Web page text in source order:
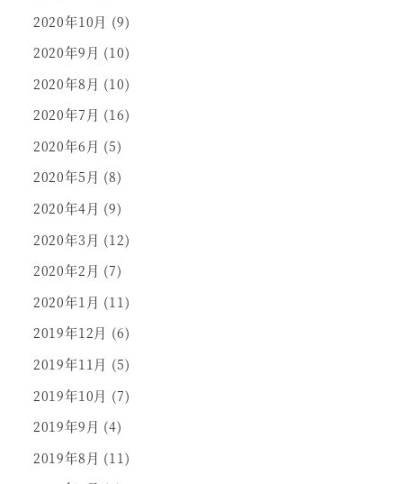
2020年10月 (9)
2020年9月 (10)
2020年8月 (10)
2020年7月 (16)
2020年6月 (5)
2020年5月 (8)
2020年4月 (9)
2020年3月 (12)
2020年2月 (7)
2020年1月 (11)
2019年12月 (6)
2019年11月 (5)
2019年10月 (7)
2019年9月 (4)
2019年8月 (11)